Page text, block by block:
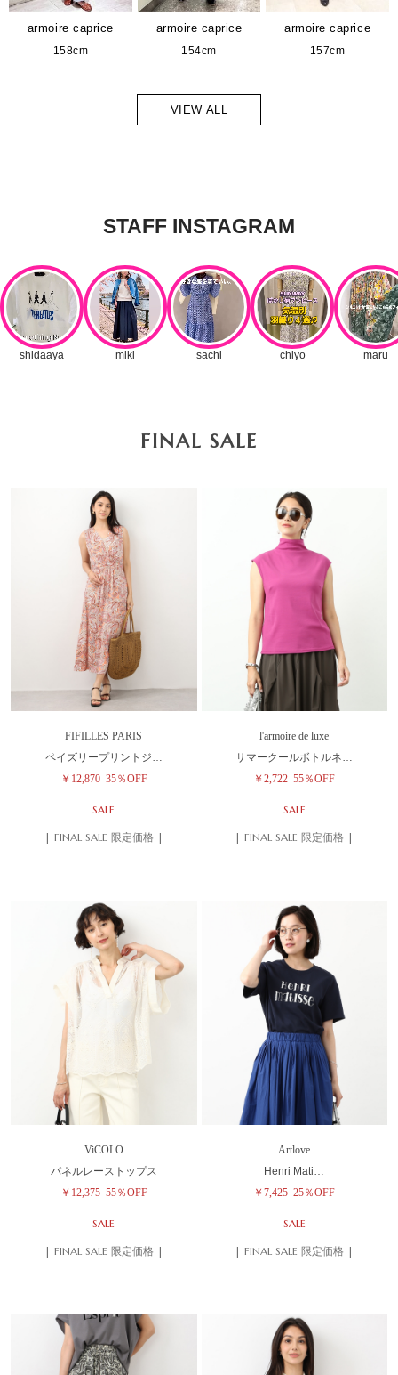
armoire caprice
158cm
armoire caprice
154cm
armoire caprice
157cm
VIEW ALL
FINAL SALE
FIFILLES PARIS
ペイズリープリントジ…
￥12,870 35％OFF
SALE
| FINAL SALE 限定価格 |
l'armoire de luxe
サマークールボトルネ…
￥2,722 55％OFF
SALE
| FINAL SALE 限定価格 |
ViCOLO
パネルレーストップス
￥12,375 55％OFF
SALE
| FINAL SALE 限定価格 |
Artlove
Henri Mati…
￥7,425 25％OFF
SALE
| FINAL SALE 限定価格 |